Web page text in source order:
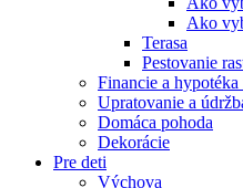
Ako
Terasa
Pestovanie
Financie a
Upratovanie a
Domáca pohoda
Dekorácie
Pre deti
Výchova